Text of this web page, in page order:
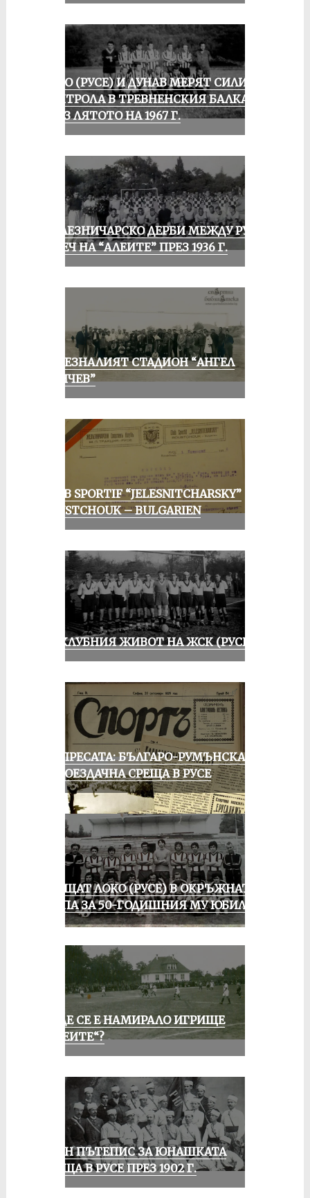
ЛОКО (РУСЕ) И ДУНАВ МЕРЯТ СИЛИ В
КОНТРОЛА В ТРЕВНЕНСКИЯ БАЛКАН
ПРЕЗ ЛЯТОТО НА 1967 Г.
ЖЕЛЕЗНИЧАРСКО ДЕРБИ МЕЖДУ РУСЕ
И ПЕЧ НА “АЛЕИТЕ” ПРЕЗ 1936 Г.
ИЗЧЕЗНАЛИЯТ СТАДИОН “АНГЕЛ
КЪНЧЕВ”
CLUB SPORTIF “JELESNITCHARSKY”
ROUSTCHOUK – BULGARIEN
ИЗ КЛУБНИЯ ЖИВОТ НА ЖСК (РУСЕ)
ОТ ПРЕСАТА: БЪЛГАРО-РУМЪНСКА
КОЛОЕЗДАЧНА СРЕЩА В РУСЕ
ПРАЩАТ ЛОКО (РУСЕ) В ОКРЪЖНАТА
ГРУПА ЗА 50-ГОДИШНИЯ МУ ЮБИЛЕЙ
КЪДЕ СЕ Е НАМИРАЛО ИГРИЩЕ
„АЛЕИТЕ“?
ЕДИН ПЪТЕПИС ЗА ЮНАШКАТА
СРЕЩА В РУСЕ ПРЕЗ 1902 Г.